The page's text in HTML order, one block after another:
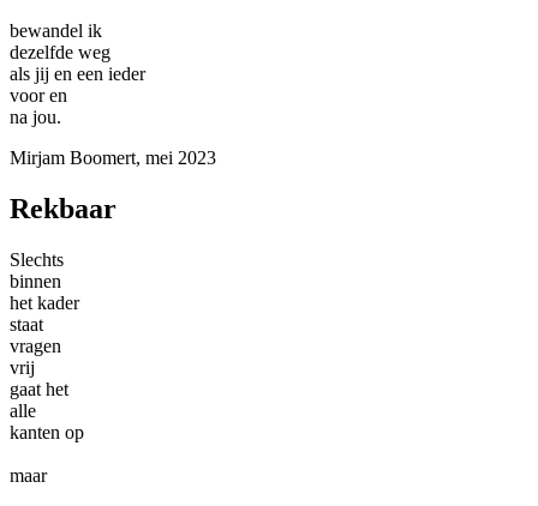
bewandel ik
dezelfde weg
als jij en een ieder
voor en
na jou.
Mirjam Boomert, mei 2023
Rekbaar
Slechts
binnen
het kader
staat
vragen
vrij
gaat het
alle
kanten op
maar